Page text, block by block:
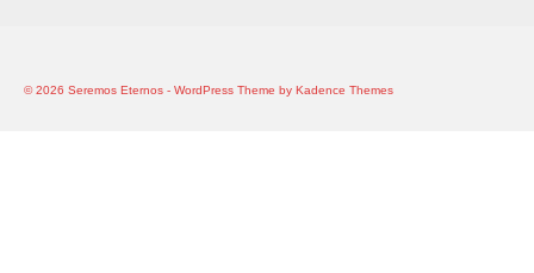
© 2026 Seremos Eternos - WordPress Theme by Kadence Themes